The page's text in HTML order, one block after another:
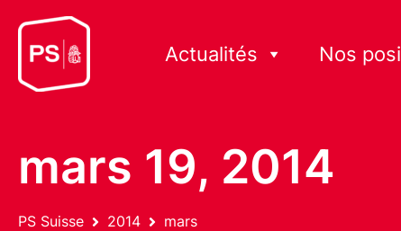
Actualités Nos
mars 19, 2014
PS Suisse 2014 mars